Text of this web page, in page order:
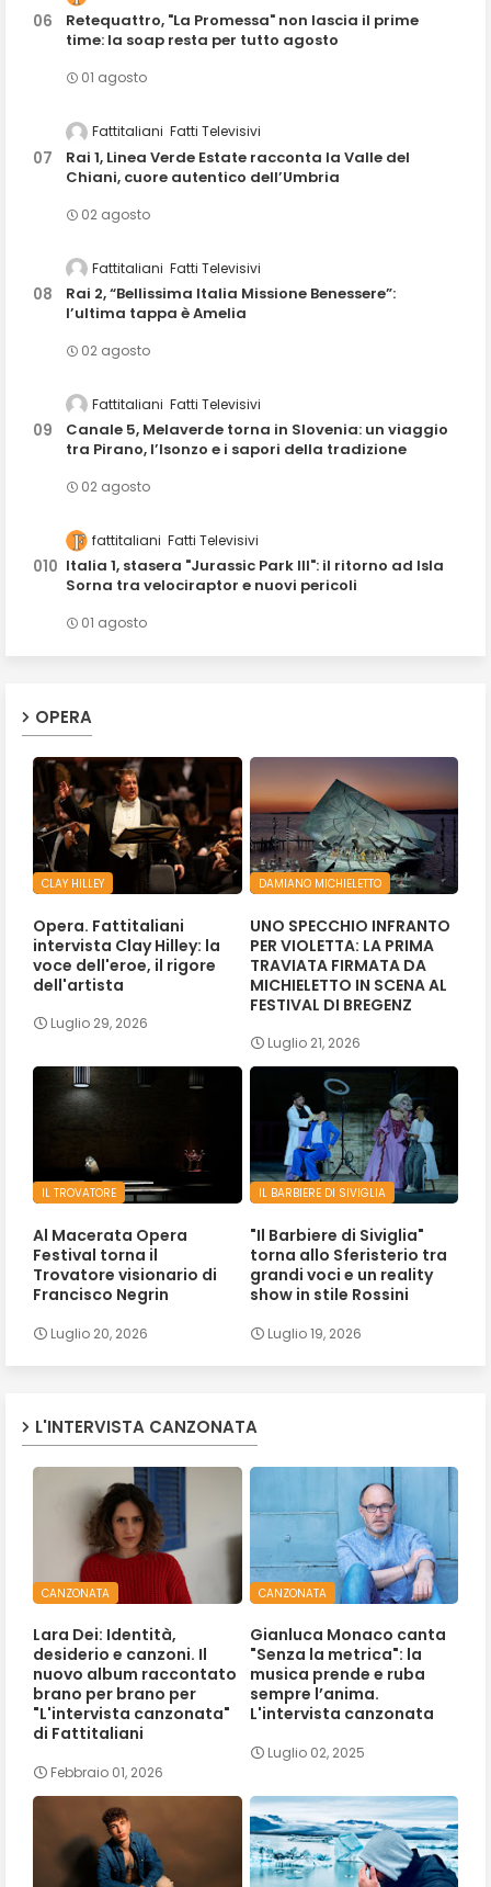
Retequattro, "La Promessa" non lascia il prime
time: la soap resta per tutto agosto
01 agosto
Fattitaliani Fatti Televisivi
Rai 1, Linea Verde Estate racconta la Valle del
Chiani, cuore autentico dell’Umbria
02 agosto
Fattitaliani Fatti Televisivi
Rai 2, “Bellissima Italia Missione Benessere”:
l’ultima tappa è Amelia
02 agosto
Fattitaliani Fatti Televisivi
Canale 5, Melaverde torna in Slovenia: un viaggio
tra Pirano, l’Isonzo e i sapori della tradizione
02 agosto
fattitaliani Fatti Televisivi
Italia 1, stasera "Jurassic Park III": il ritorno ad Isla
Sorna tra velociraptor e nuovi pericoli
01 agosto
OPERA
CLAY HILLEY
Opera. Fattitaliani
intervista Clay Hilley: la
voce dell'eroe, il rigore
dell'artista
Luglio 29, 2026
DAMIANO MICHIELETTO
UNO SPECCHIO INFRANTO
PER VIOLETTA: LA PRIMA
TRAVIATA FIRMATA DA
MICHIELETTO IN SCENA AL
FESTIVAL DI BREGENZ
Luglio 21, 2026
IL TROVATORE
Al Macerata Opera
Festival torna il
Trovatore visionario di
Francisco Negrin
Luglio 20, 2026
IL BARBIERE DI SIVIGLIA
"Il Barbiere di Siviglia"
torna allo Sferisterio tra
grandi voci e un reality
show in stile Rossini
Luglio 19, 2026
L'INTERVISTA CANZONATA
CANZONATA
Lara Dei: Identità,
desiderio e canzoni. Il
nuovo album raccontato
brano per brano per
"L'intervista canzonata"
di Fattitaliani
Febbraio 01, 2026
CANZONATA
Gianluca Monaco canta
"Senza la metrica": la
musica prende e ruba
sempre l’anima.
L'intervista canzonata
Luglio 02, 2025